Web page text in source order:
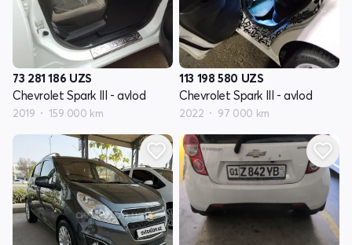
73 281 186 UZS
Chevrolet Spark III - avlod
2019 159 000 km
113 198 580 UZS
Chevrolet Spark III - avlod
2022 97 000 km